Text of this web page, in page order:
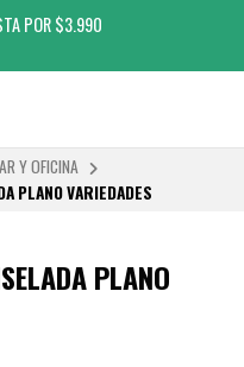
POR $3.990
Y OFICINA
PLANO VARIEDADES
PLANO